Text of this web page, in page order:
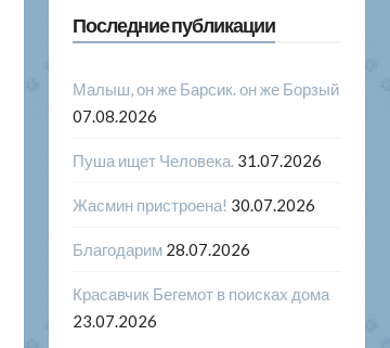
Последние публикации
Малыш, он же Барсик. он же Борзый
07.08.2026
Пуша ищет Человека. 31.07.2026
Жасмин пристроена! 30.07.2026
Благодарим 28.07.2026
Красавчик Бегемот в поисках дома
23.07.2026